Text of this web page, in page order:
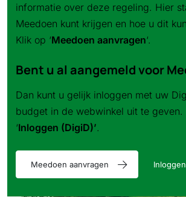
informatie over deze regeling. Hier
Meedoen kunt krijgen en hoe u dit
Klik op ‘Meedoen aanvragen‘.
Bent u al aangemeld voor
Dan kunt u gelijk inloggen met uw
budget in de webwinkel uit te geven.
‘Inloggen (DigiD)’.
Meedoen aanvragen